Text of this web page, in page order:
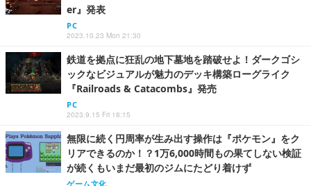
er』発表
PC
2023.10.23 Mon 21:30
鉄道を拠点に狂乱の地下墓地を踏破せよ！ダークゴシ
ックなビジュアルが魅力のデッキ構築ローグライク
『Railroads & Catacombs』発売
PC
2023.9.15 Fri 18:15
無限に続く円周率が生み出す操作は『ポケモン』をク
リアできるのか！？1万6,000時間もの果てしない検証
が続くもいまだ最初のジムにたどり着けず
ゲーム文化